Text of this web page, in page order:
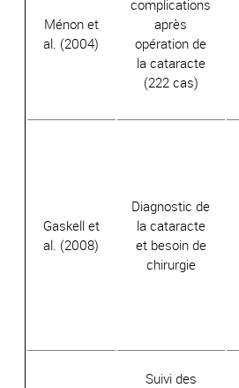
Ménon et
al. (2004)
complications
après
opération de
la cataracte
(222 cas)
Gaskell et
al. (2008)
Diagnostic de
la cataracte
et besoin de
chirurgie
Suivi des